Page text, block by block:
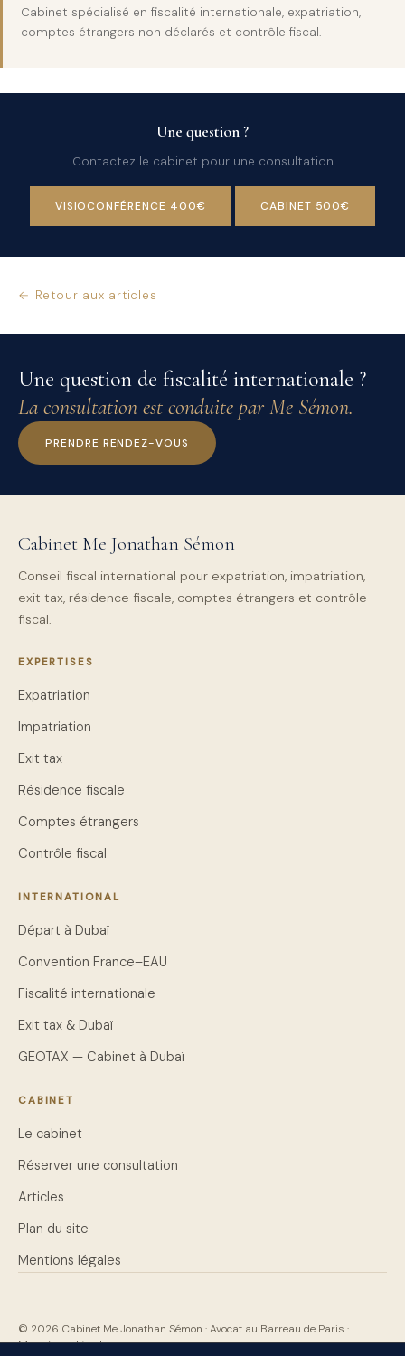
Cabinet spécialisé en fiscalité internationale, expatriation,
comptes étrangers non déclarés et contrôle fiscal.
Une question ?
Contactez le cabinet pour une consultation
VISIOCONFÉRENCE 400€ CABINET 500€
← Retour aux articles
Une question de fiscalité internationale ?
La consultation est conduite par Me Sémon.
PRENDRE RENDEZ-VOUS
Cabinet Me Jonathan Sémon
Conseil fiscal international pour expatriation, impatriation,
exit tax, résidence fiscale, comptes étrangers et contrôle
fiscal.
EXPERTISES
Expatriation
Impatriation
Exit tax
Résidence fiscale
Comptes étrangers
Contrôle fiscal
INTERNATIONAL
Départ à Dubaï
Convention France–EAU
Fiscalité internationale
Exit tax & Dubaï
GEOTAX — Cabinet à Dubaï
CABINET
Le cabinet
Réserver une consultation
Articles
Plan du site
Mentions légales
© 2026 Cabinet Me Jonathan Sémon · Avocat au Barreau de Paris ·
Mentions légales